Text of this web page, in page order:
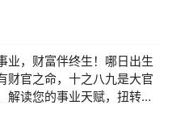
业，财富伴终生！哪日出生
财官之命，十之八九是大官
解读您的事业天赋，扭转当
局！！